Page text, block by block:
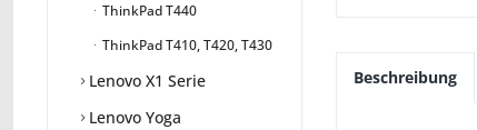
ThinkPad T440
ThinkPad T410, T420, T430
Lenovo X1 Serie
Lenovo Yoga
Beschreibung